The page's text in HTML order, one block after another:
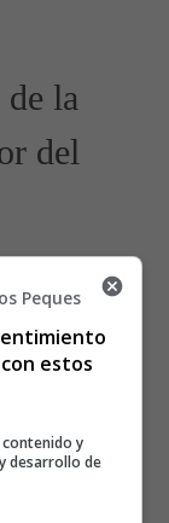
de la
del
Peques
estos
y
desarrollo de